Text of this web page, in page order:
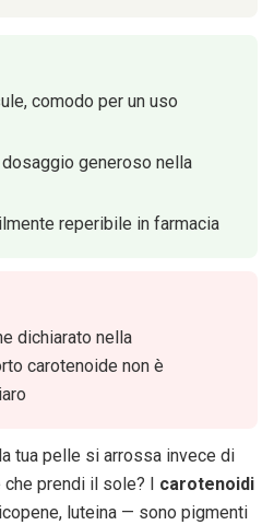
comodo per un uso
dosaggio generoso nella
reperibile in farmacia
dichiarato nella
carotenoide non è
tua pelle si arrossa invece di
prendi il sole? I carotenoidi
luteina — sono pigmenti